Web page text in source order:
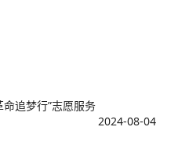
追梦行”志愿服务
2024-08-04